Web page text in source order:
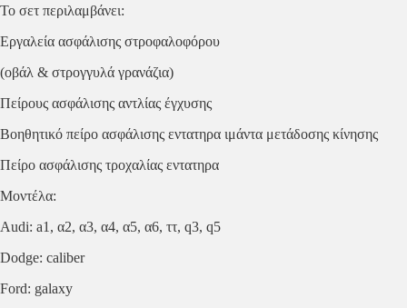
quantity
Το σετ περιλαμβάνει:
Εργαλεία ασφάλισης στροφαλοφόρου
(οβάλ & στρογγυλά γρανάζια)
Πείρους ασφάλισης αντλίας έγχυσης
Βοηθητικό πείρο ασφάλισης εντατηρα ιμάντα μετάδοσης κίνησης
Πείρο ασφάλισης τροχαλίας εντατηρα
Μοντέλα:
Audi: a1, α2, α3, α4, α5, α6, ττ, q3, q5
Dodge: caliber
Ford: galaxy